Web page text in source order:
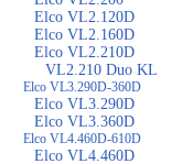
Elco VL2.120D
Elco VL2.160D
Elco VL2.210D
VL2.210 Duo KL
Elco VL3.290D-360D
Elco VL3.290D
Elco VL3.360D
Elco VL4.460D-610D
Elco VL4.460D